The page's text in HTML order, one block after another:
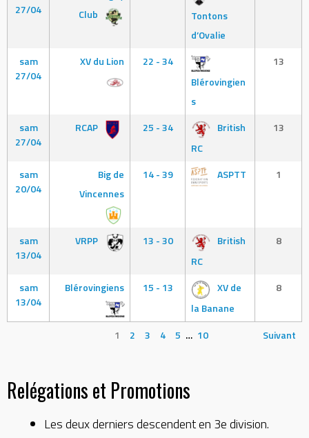
27/04
Club
Tontons
d’Ovalie
sam
27/04
XV du Lion
22 - 34
Blérovingien
s
13
sam
27/04
RCAP 25 - 34
British
RC
13
sam
20/04
Big de
Vincennes
14 - 39 ASPTT 1
sam
13/04
VRPP 13 - 30
British
RC
8
sam
13/04
Blérovingiens 15 - 13
XV de
la Banane
8
1 2 3 4 5 … 10 Suivant
Relégations et Promotions
Les deux derniers descendent en 3e division.